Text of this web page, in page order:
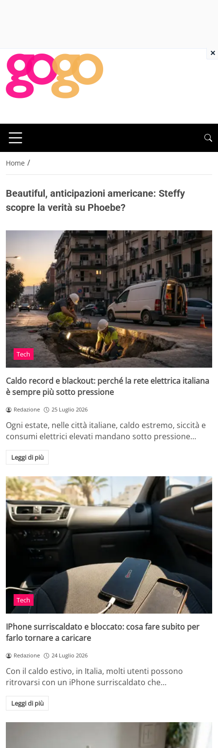
Home /
Beautiful, anticipazioni americane: Steffy
scopre la verità su Phoebe?
Tech
Caldo record e blackout: perché la rete elettrica italiana
è sempre più sotto pressione
Redazione 25 Luglio 2026
Ogni estate, nelle città italiane, caldo estremo, siccità e
consumi elettrici elevati mandano sotto pressione…
Leggi di più
Tech
IPhone surriscaldato e bloccato: cosa fare subito per
farlo tornare a caricare
Redazione 24 Luglio 2026
Con il caldo estivo, in Italia, molti utenti possono
ritrovarsi con un iPhone surriscaldato che…
Leggi di più
×